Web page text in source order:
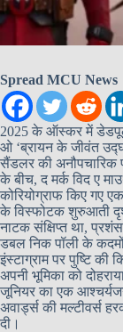
Spread MCU News
2025 के ऑस्कर में
ओ ‘ब्रायन के जीवंत
सैंडलर की अनौपचारिक
के बीच, द मर्क विद ए
कोरियोग्राफ किए गए
के विस्फोटक शुरुआती
नाटक संक्षिप्त था,
डबल निक पॉली के कदमों
इंस्टाग्राम पर पुष्टि
अपनी भूमिका को
जूनियर का एक
अवार्ड्स की मल्टीवर्स
दी।